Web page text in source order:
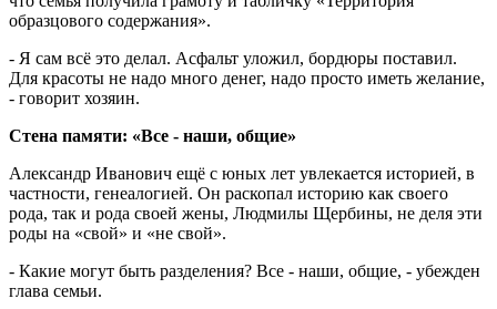
образцового содержания».
- Я сам всё это делал. Асфальт уложил, бордюры поставил.
Для красоты не надо много денег, надо просто иметь желание,
- говорит хозяин.
Стена памяти: «Все - наши, общие»
Александр Иванович ещё с юных лет увлекается историей, в
частности, генеалогией. Он раскопал историю как своего
рода, так и рода своей жены, Людмилы Щербины, не деля эти
роды на «свой» и «не свой».
- Какие могут быть разделения? Все - наши, общие, - убежден
глава семьи.